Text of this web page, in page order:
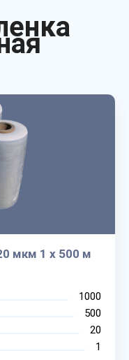
мкм 1 х 500 м
1000
500
20
1